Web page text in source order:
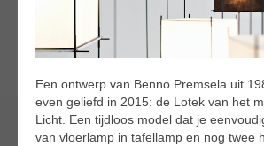
Een ontwerp van Benno Premsela uit
even geliefd in 2015: de Lotek van het
Licht. Een tijdloos model dat je
van vloerlamp in tafellamp en nog twee